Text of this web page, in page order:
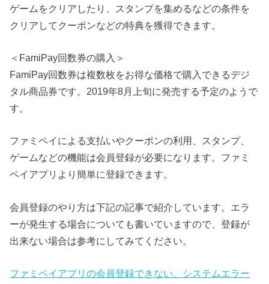
ゲームをクリアしたり、スタンプを集めるなどの条件を
クリアしてクーポンなどの特典を獲得できます。
＜FamiPay回数券の購入＞
FamiPay回数券は複数枚をお得な価格で購入できるデジ
タル商品券です。2019年8月上旬に発売する予定のようで
す。
ファミペイによる支払いやクーポンの利用、スタンプ、
ゲームなどの機能は会員登録が必要になります。ファミ
ペイアプリより簡単に登録できます。
会員登録のやり方は下記の記事で紹介しています。エラ
ーが発生する場合についても書いていますので、登録が
出来ない場合は参考にしてみてください。
ファミペイアプリの会員登録できない。システムエラー